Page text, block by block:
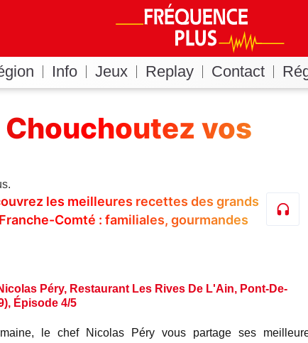
Info Jeux Replay Contact
Chouchoutez vos
les meilleures recettes des grands
Comté : familiales, gourmandes
Péry, Restaurant Les Rives De L'Ain, Pont-De-
Épisode 4/5
le chef Nicolas Péry vous partage ses